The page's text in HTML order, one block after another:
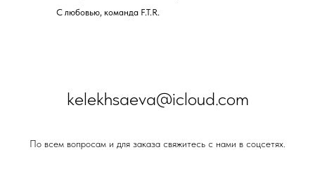
С любовью, команда F.T.R.
kelekhsaeva@icloud.com
По всем вопросам и для заказа свяжитесь с нами в соцсетях.